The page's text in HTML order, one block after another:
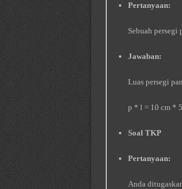
Pertanyaan:
Sebuah
Jawaban:
Luas persegi
p * l = 10 cm *
Soal TKP
Pertanyaan:
Anda